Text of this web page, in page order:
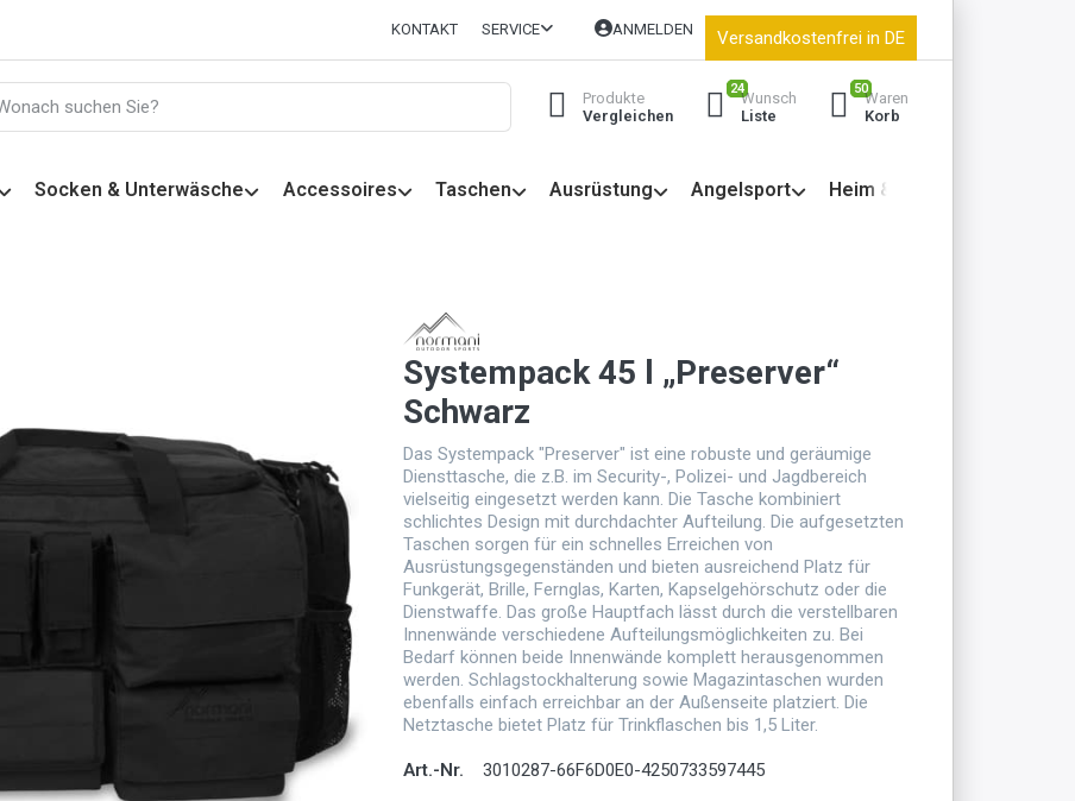
KONTAKT SERVICE ANMELDEN Versandkostenfrei in DE
Produkte
Vergleichen
24
Wunsch
Liste
50
Waren
Korb
Socken & Unterwäsche Accessoires Taschen Ausrüstung Angelsport Heim & Garten
Systempack 45 l „Preserver“
Schwarz
Das Systempack "Preserver" ist eine robuste und geräumige
Diensttasche, die z.B. im Security-, Polizei- und Jagdbereich
vielseitig eingesetzt werden kann. Die Tasche kombiniert
schlichtes Design mit durchdachter Aufteilung. Die aufgesetzten
Taschen sorgen für ein schnelles Erreichen von
Ausrüstungsgegenständen und bieten ausreichend Platz für
Funkgerät, Brille, Fernglas, Karten, Kapselgehörschutz oder die
Dienstwaffe. Das große Hauptfach lässt durch die verstellbaren
Innenwände verschiedene Aufteilungsmöglichkeiten zu. Bei
Bedarf können beide Innenwände komplett herausgenommen
werden. Schlagstockhalterung sowie Magazintaschen wurden
ebenfalls einfach erreichbar an der Außenseite platziert. Die
Netztasche bietet Platz für Trinkflaschen bis 1,5 Liter.
Art.-Nr. 3010287-66F6D0E0-4250733597445